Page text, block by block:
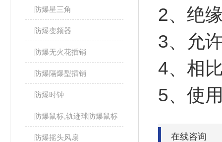
防爆星三角
防爆变频器
防爆无火花插销
防爆隔爆型插销
防爆时钟
防爆鼠标,轨迹球防爆鼠标
防爆摇头风扇
2、绝
3、允
4、相
5、使
在线咨询